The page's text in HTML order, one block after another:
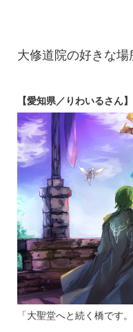
大修道院の好きな場
【愛知県／りわいるさん】
「大聖堂へと続く橋です